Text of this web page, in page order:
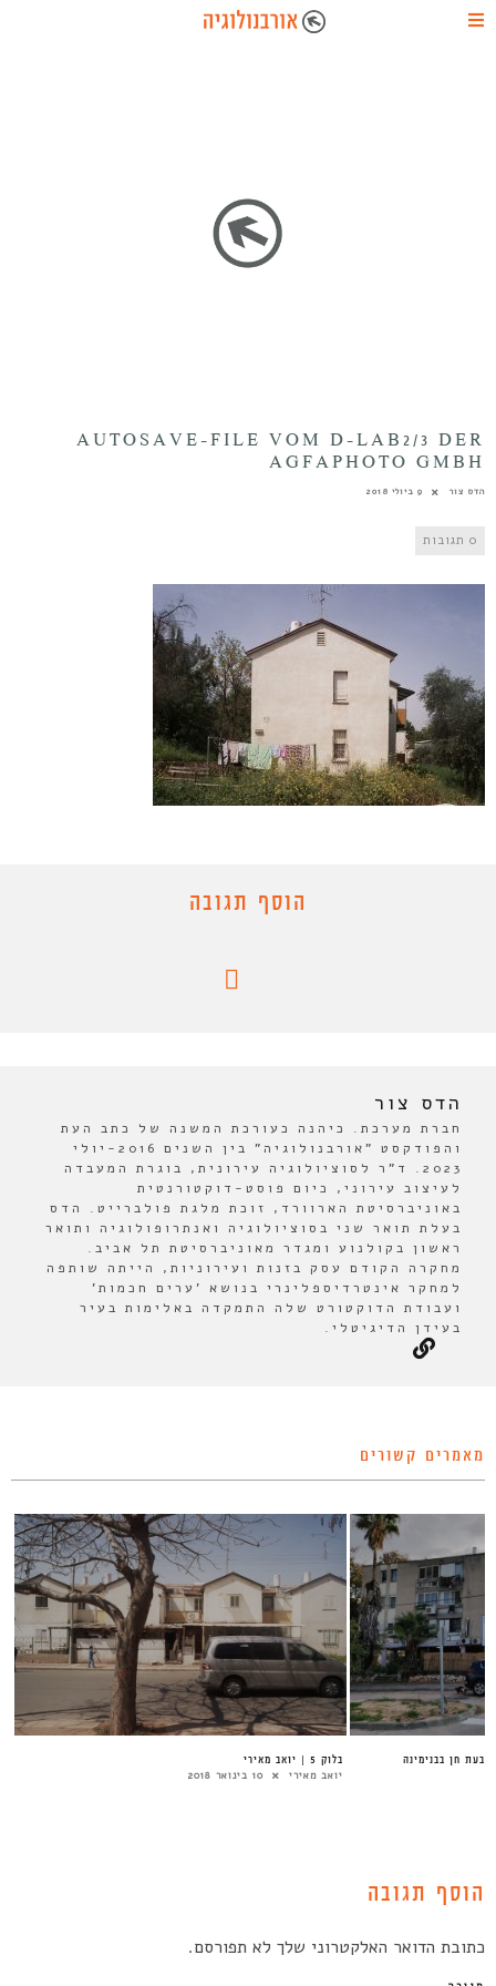
AUTOSAVE-FILE VOM D-LAB2/3 DER
AGFAPHOTO GMBH
הדס צור 9 ביולי 2018
0 תגובות
הוסף תגובה
הדס צור
חברת מערכת. כיהנה כעורכת המשנה של כתב העת
והפודקסט "אורבנולוגיה" בין השנים 2016-יולי
2023. ד"ר לסוציולוגיה עירונית, בוגרת המעבדה
לעיצוב עירוני, כיום פוסט-דוקטורנטית
באוניברסיטת הארוורד, זוכת מלגת פולברייט. הדס
בעלת תואר שני בסוציולוגיה ואנתרופולוגיה ותואר
ראשון בקולנוע ומגדר מאוניברסיטת תל אביב.
מחקרה הקודם עסק בזנות ועירוניות, הייתה שותפה
למחקר אינטרדיספלינרי בנושא 'ערים חכמות'
ועבודת הדוקטורט שלה התמקדה באלימות בעיר
בעידן הדיגיטלי.
מאמרים קשורים
בלוק 5 | יואב מאירי
יואב מאירי 10 בינואר 2018
חן בבנימינה
הוסף תגובה
כתובת הדואר האלקטרוני שלך לא תפורסם.